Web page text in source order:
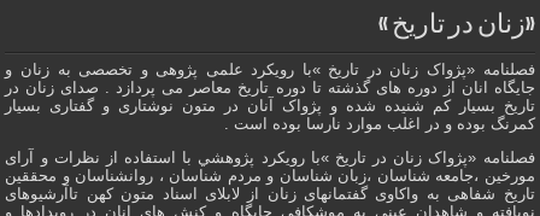
«زنان در تاریخ »
فصلنامه «پژواک زنان در تاریخ »با رویکرد علمی پژوهى و تخصصی به زنان و
جایگاه انان از دوره هاى گذشته تا دوره تاریخ معاصر می پردازد . صدای زنان در
تاریخ بسیار کم شنیده شده و پژواک آنان در متون نوشتاری و گفتاری بسیار
کمرنگ بوده و در اغلب موارد نارسا بوده است .
فصلنامه «پژواک زنان در تاریخ »با رویکرد پژوهشي با استفاده از نظرات و آرای
مورخین ،جامعه شناسان ،زبان شناسان و مردم شناسان ، روانشناسان و محققین
تاریخ شفاهی به واکاوی گفتمانهاى زنان از لابلای اسناد متون کهن تاآرشیوهای
نویافته و شاهدان عينى به موشکافی جايگاه و كنش هاى انان در رویدادها و